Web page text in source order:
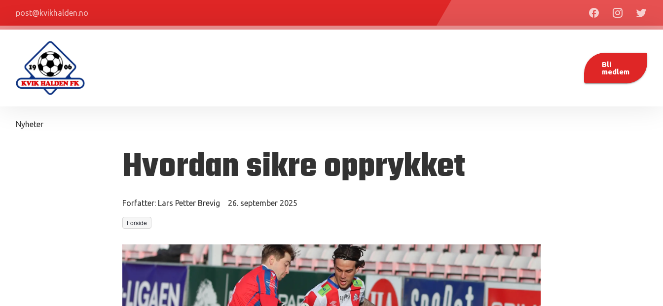
post@kvikhalden.no
Bli
medlem
Nyheter
Hvordan sikre opprykket
Forfatter: Lars Petter Brevig 26. september 2025
Forside